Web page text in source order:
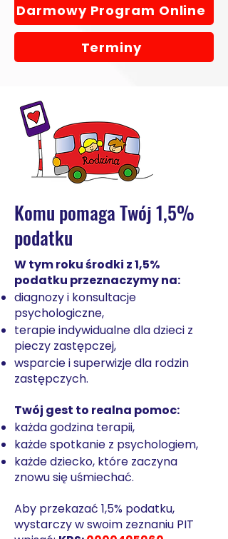
Darmowy Program Online
Terminy
Komu pomaga Twój 1,5%
podatku
W tym roku środki z 1,5%
podatku przeznaczymy na:
diagnozy i konsultacje
psychologiczne,
terapie indywidualne dla dzieci z
pieczy zastępczej,
wsparcie i superwizje dla rodzin
zastępczych.
Twój gest to realna pomoc:
każda godzina terapii,
każde spotkanie z psychologiem,
każde dziecko, które zaczyna
znowu się uśmiechać.
Aby przekazać 1,5% podatku,
wystarczy w swoim zeznaniu PIT